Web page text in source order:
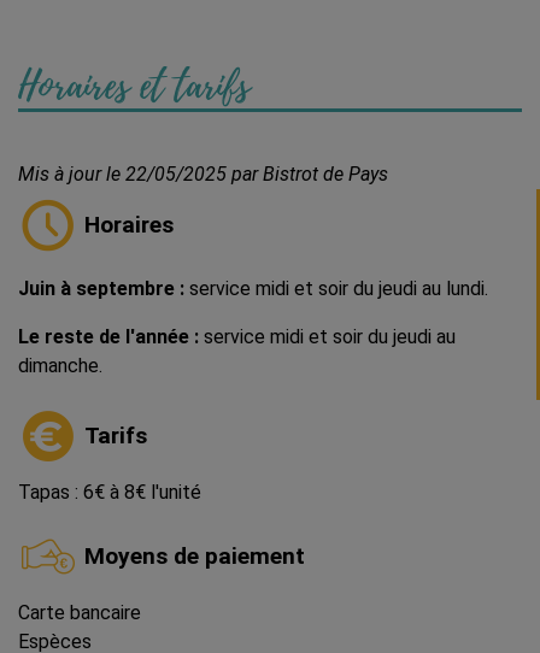
Horaires et tarifs
Mis à jour le 22/05/2025 par Bistrot de Pays
Horaires
Juin à septembre : service midi et soir du jeudi au lundi.
Le reste de l'année : service midi et soir du jeudi au
dimanche.
Tarifs
Tapas : 6€ à 8€ l'unité
Moyens de paiement
Carte bancaire
Espèces